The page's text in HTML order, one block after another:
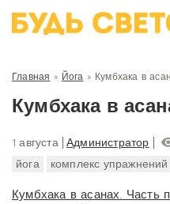
Главная » Йога » Кумбхака в
Кумбхака в
1 августа Администратор
йога
комплекс упражнений
Кумбхака в асанах. Часть